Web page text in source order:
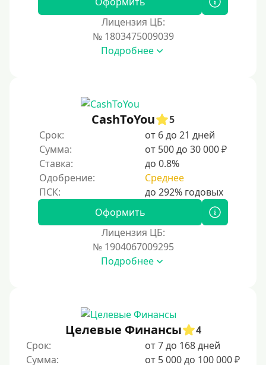
Лицензия ЦБ:
№ 1803475009039
Подробнее
CashToYou
5
Срок:
от 6 до 21 дней
Сумма:
от 500 до 30 000 ₽
Ставка:
до 0.8%
Одобрение:
Среднее
Оформить
Лицензия ЦБ:
№ 1904067009295
Подробнее
Целевые Финансы
4
Срок:
от 7 до 168 дней
Сумма:
от 5 000 до 100 000 ₽